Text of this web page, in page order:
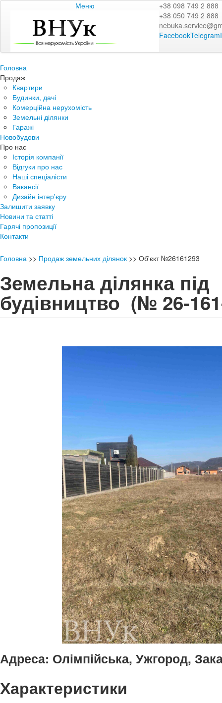
Меню
+38 098 749 2 888
+38 050 749 2 888
FacebookTelegram
Головна
Продаж
Квартири
Будинки, дачі
Комерційна нерухомість
Земельні ділянки
Гаражі
Новобудови
Про нас
Історія компанії
Відгуки про нас
Наші спеціалісти
Вакансії
Дизайн інтер'єру
Залишити заявку
Новини та статті
Гарячі пропозиції
Контакти
Головна >> Продаж земельних ділянок >> Об'єкт №26161293
Земельна ділянка під
будівництво (№ 26-
Адреса: Олімпійська, Ужгород,
Характеристики